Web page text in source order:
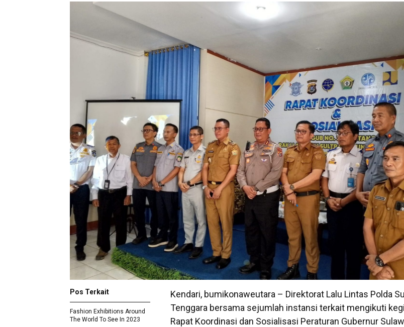
Kendari, bumikonaweutara – Direktorat Lalu Lintas Polda
Tenggara bersama sejumlah instansi terkait mengikuti
Rapat Koordinasi dan Sosialisasi Peraturan Gubernur
Pos Terkait
Fashion Exhibitions Around
The World To See In 2023